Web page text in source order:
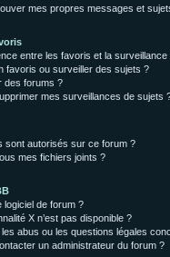
mes propres messages et
entre les favoris et la surveillance
favoris ou surveiller des sujets ?
des forums ?
mes surveillances de sujets
sont autorisés sur ce forum ?
mes fichiers joints ?
logiciel de forum ?
X n’est pas disponible ?
abus ou les questions légales
un administrateur du forum ?